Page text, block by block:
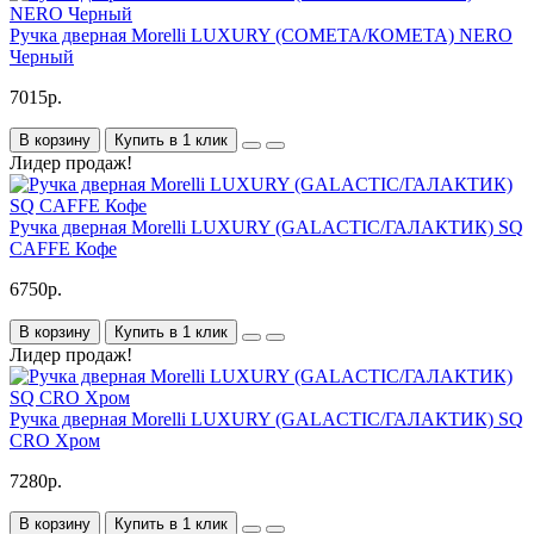
Ручка дверная Morelli LUXURY (COMETA/КОМЕТА) NERO
Черный
7015р.
В корзину Купить в 1 клик
Лидер продаж!
Ручка дверная Morelli LUXURY (GALACTIC/ГАЛАКТИК) SQ
CAFFE Кофе
6750р.
В корзину Купить в 1 клик
Лидер продаж!
Ручка дверная Morelli LUXURY (GALACTIC/ГАЛАКТИК) SQ
CRO Хром
7280р.
В корзину Купить в 1 клик